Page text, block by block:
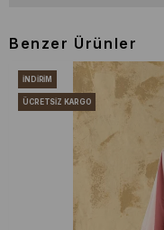
Benzer Ürünler
İNDIRIM
ÜCRETSIZ KARGO